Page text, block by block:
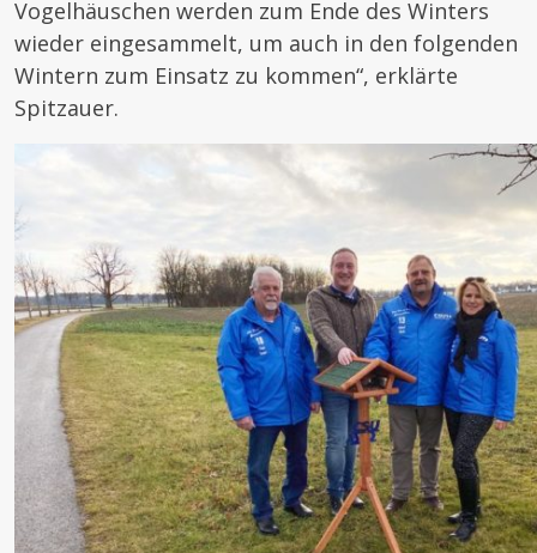
Vogelhäuschen werden zum Ende des Winters
wieder eingesammelt, um auch in den folgenden
Wintern zum Einsatz zu kommen“, erklärte
Spitzauer.